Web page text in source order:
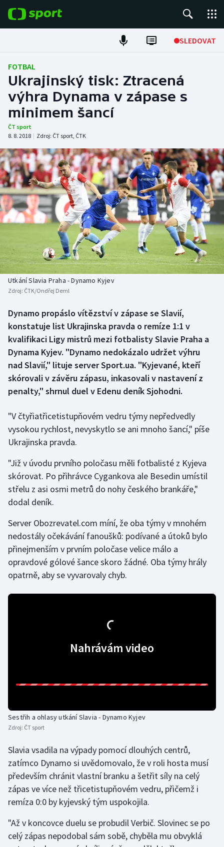
SLEDOVAT
Fotbal
Hokej
Tenis
Atletika
Cyklistika
DALŠÍ SPORTY
Americký fotbal
Baseball a softbal
Basketbal
Biatlon
Box
Curling
Dostihy
Florbal
Futsal
Golf
Gymnastika
Házená
Jezdectví
Krasobruslení
Olympijské hry
Parasport
Plážový volejbal
Rychlobruslení
Rychlostní kanoistika
NEPŘEHLÉDNĚTE
Historické návraty
Aplikace ČT sport
FOTBAL
Ukrajinský tisk: Ztracená
výhra Dynama v zápase s
minimem šancí
ČT sport
8. 8. 2018 | Zdroj: ČT sport, ČTK
Utkání Slavia Praha - Dynamo Kyjev
Zdroj: ČTK/Ondřej Deml
Dynamo propáslo vítězství v zápase se Slavií,
konstatuje list Ukrajinska pravda o remíze 1:1 v
kvalifikaci Ligy mistrů mezi fotbalisty Slavie Praha a
Dynama Kyjev. "Dynamo nedokázalo udržet výhru
nad Slavií," lituje server Sport.ua. "Kyjevané, kteří
skórovali v závěru zápasu, inkasovali v nastavení z
penalty," shrnul duel v Edenu deník Sjohodni.
"V čtyřiatřicetistupňovém vedru týmy nepředvedly
vysokou rychlost, nevyskytlo se ani mnoho šancí," píše
Ukrajinska pravda.
"Již v úvodu prvního poločasu měli fotbalisté z Kyjeva
skórovat. Po přihrávce Cygankova ale Besedin umístil
střelu z asi osmi metrů do nohy českého brankáře,"
dodal deník.
Server Obozrevatel.com míní, že oba týmy v mnohém
nedostály očekávání fanoušků: podívané a útoků bylo
přinejmenším v prvním poločase velice málo a
opravdové gólové šance skoro žádné. Oba týmy hrály
opatrně, aby se vyvarovaly chyb.
Nahrávám video
Sestřih a ohlasy utkání Slavia - Dynamo Kyjev
Zdroj: ČT sport
Slavia vsadila na výpady pomocí dlouhých centrů,
zatímco Dynamo si uvědomovalo, že v roli hosta musí
především chránit vlastní branku a šetřit síly na celý
zápas ve více než třicetistupňovém vedru, přičemž i
remíza 0:0 by kyjevský tým uspokojila.
"Až v koncovce duelu se probudil Verbič. Slovinec se po
celý zápas nepodobal sám sobě, chyběla mu obvyklá